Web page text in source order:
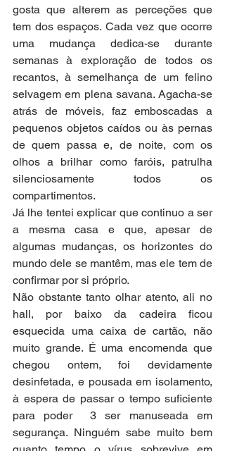
gosta que alterem as perceções que
tem dos espaços. Cada vez que ocorre
uma mudança dedica-se durante
semanas à exploração de todos os
recantos, à semelhança de um felino
selvagem em plena savana. Agacha-se
atrás de móveis, faz emboscadas a
pequenos objetos caídos ou às pernas
de quem passa e, de noite, com os
olhos a brilhar como faróis, patrulha
silenciosamente todos os
compartimentos.
Já lhe tentei explicar que continuo a ser
a mesma casa e que, apesar de
algumas mudanças, os horizontes do
mundo dele se mantêm, mas ele tem de
confirmar por si próprio.
Não obstante tanto olhar atento, ali no
hall, por baixo da cadeira ficou
esquecida uma caixa de cartão, não
muito grande. É uma encomenda que
chegou ontem, foi devidamente
desinfetada, e pousada em isolamento,
à espera de passar o tempo suficiente
para poder  3 ser manuseada em
segurança. Ninguém sabe muito bem